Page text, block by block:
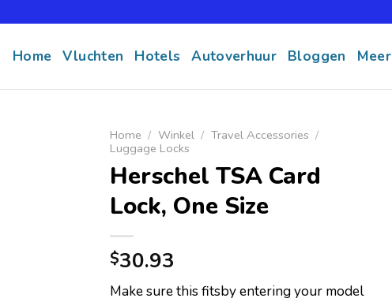
Home Vluchten Hotels Autoverhuur Bloggen Meer
Home / Winkel / Travel Accessories /
Luggage Locks
Herschel TSA Card
Lock, One Size
$30.93
Make sure this fitsby entering your model